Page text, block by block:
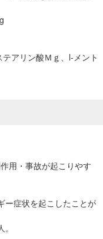
アリン酸Ｍｇ、l-メント
用・事故が起こりやす
ー症状を起こしたことが